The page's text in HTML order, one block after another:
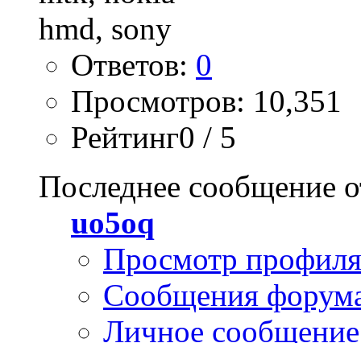
Ответов: 0
Просмотров: 10,351
Рейтинг0 / 5
Последнее сообщение
uo5oq
Просмотр профиля
Сообщения
Личное сообщение